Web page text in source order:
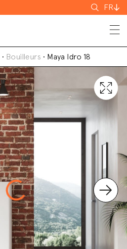
FR
• Bouilleurs • Maya Idro 18